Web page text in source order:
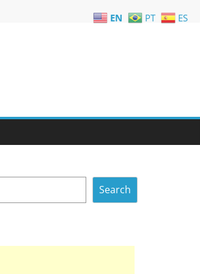
Search
EN PT ES